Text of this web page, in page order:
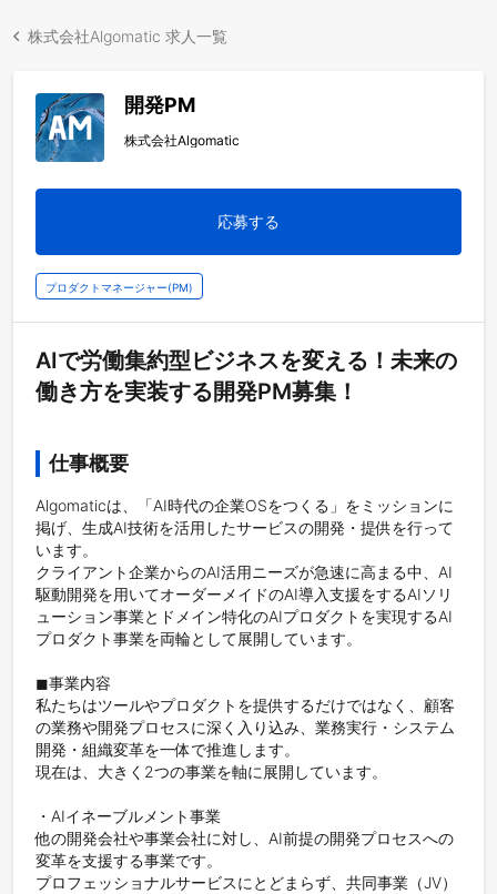
株式会社Algomatic 求人一覧
開発PM
株式会社Algomatic
応募する
プロダクトマネージャー(PM)
AIで労働集約型ビジネスを変える！未来の
働き方を実装する開発PM募集！
仕事概要
Algomaticは、「AI時代の企業OSをつくる」をミッションに
掲げ、生成AI技術を活用したサービスの開発・提供を行って
います。
クライアント企業からのAI活用ニーズが急速に高まる中、AI
駆動開発を用いてオーダーメイドのAI導入支援をするAIソリ
ューション事業とドメイン特化のAIプロダクトを実現するAI
プロダクト事業を両輪として展開しています。
◼︎事業内容
私たちはツールやプロダクトを提供するだけではなく、顧客
の業務や開発プロセスに深く入り込み、業務実行・システム
開発・組織変革を一体で推進します。
現在は、大きく2つの事業を軸に展開しています。
・AIイネーブルメント事業
他の開発会社や事業会社に対し、AI前提の開発プロセスへの
変革を支援する事業です。
プロフェッショナルサービスにとどまらず、共同事業（JV）